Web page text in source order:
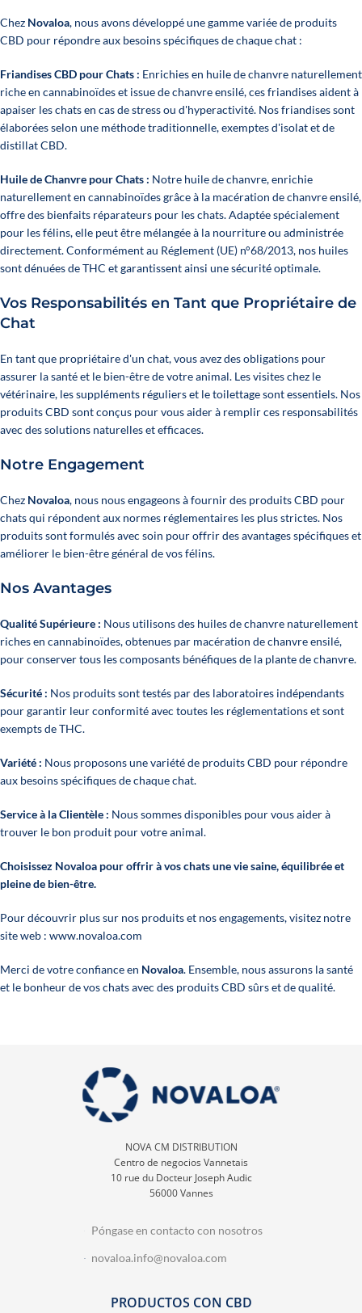
Chez Novaloa, nous avons développé une gamme variée de produits
CBD pour répondre aux besoins spécifiques de chaque chat :
Friandises CBD pour Chats : Enrichies en huile de chanvre naturellement
riche en cannabinoïdes et issue de chanvre ensilé, ces friandises aident à
apaiser les chats en cas de stress ou d'hyperactivité. Nos friandises sont
élaborées selon une méthode traditionnelle, exemptes d'isolat et de
distillat CBD.
Huile de Chanvre pour Chats : Notre huile de chanvre, enrichie
naturellement en cannabinoïdes grâce à la macération de chanvre ensilé,
offre des bienfaits réparateurs pour les chats. Adaptée spécialement
pour les félins, elle peut être mélangée à la nourriture ou administrée
directement. Conformément au Réglement (UE) n°68/2013, nos huiles
sont dénuées de THC et garantissent ainsi une sécurité optimale.
Vos Responsabilités en Tant que Propriétaire de
Chat
En tant que propriétaire d'un chat, vous avez des obligations pour
assurer la santé et le bien-être de votre animal. Les visites chez le
vétérinaire, les suppléments réguliers et le toilettage sont essentiels. Nos
produits CBD sont conçus pour vous aider à remplir ces responsabilités
avec des solutions naturelles et efficaces.
Notre Engagement
Chez Novaloa, nous nous engageons à fournir des produits CBD pour
chats qui répondent aux normes réglementaires les plus strictes. Nos
produits sont formulés avec soin pour offrir des avantages spécifiques et
améliorer le bien-être général de vos félins.
Nos Avantages
Qualité Supérieure : Nous utilisons des huiles de chanvre naturellement
riches en cannabinoïdes, obtenues par macération de chanvre ensilé,
pour conserver tous les composants bénéfiques de la plante de chanvre.
Sécurité : Nos produits sont testés par des laboratoires indépendants
pour garantir leur conformité avec toutes les réglementations et sont
exempts de THC.
Variété : Nous proposons une variété de produits CBD pour répondre
aux besoins spécifiques de chaque chat.
Service à la Clientèle : Nous sommes disponibles pour vous aider à
trouver le bon produit pour votre animal.
Choisissez Novaloa pour offrir à vos chats une vie saine, équilibrée et
pleine de bien-être.
Pour découvrir plus sur nos produits et nos engagements, visitez notre
site web : www.novaloa.com
Merci de votre confiance en Novaloa. Ensemble, nous assurons la santé
et le bonheur de vos chats avec des produits CBD sûrs et de qualité.
NOVA CM DISTRIBUTION
Centro de negocios Vannetais
10 rue du Docteur Joseph Audic
56000 Vannes
Póngase en contacto con nosotros
novaloa.info@novaloa.com
PRODUCTOS CON CBD